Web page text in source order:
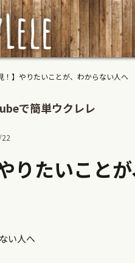
！】やりたいことが、わからない人へ
で簡単ウクレレ
りたいこと
い人へ